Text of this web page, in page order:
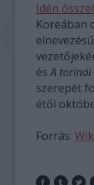
Idén ősszel
Koreában
ésA torinói
szerepét
étől
Forrás: